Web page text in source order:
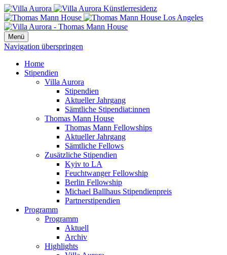
Menü
Navigation überspringen
Home
Stipendien
Villa Aurora
Stipendien
Aktueller Jahrgang
Sämtliche Stipendiat:innen
Thomas Mann House
Thomas Mann Fellowships
Aktueller Jahrgang
Sämtliche Fellows
Zusätzliche Stipendien
Kyiv to LA
Feuchtwanger Fellowship
Berlin Fellowship
Michael Ballhaus Stipendienpreis
Partnerstipendien
Programm
Programm
Aktuell
Archiv
Highlights